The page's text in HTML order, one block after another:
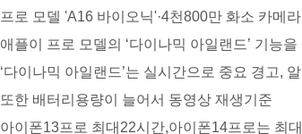
프로 모델 'A16 바이오닉'·4천800만 화소 카메
애플이 프로 모델의 ‘다이나믹 아일랜드’ 기능
‘다이나믹 아일랜드’는 실시간으로 중요 경고,
또한 배터리용량이 늘어서 동영상 재생기준
아이폰13프로 최대22시간,아이폰14프로는 최